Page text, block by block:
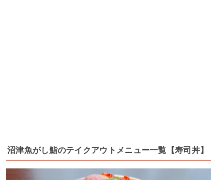
沼津魚がし鮨のテイクアウトメニュー一覧【寿司丼】